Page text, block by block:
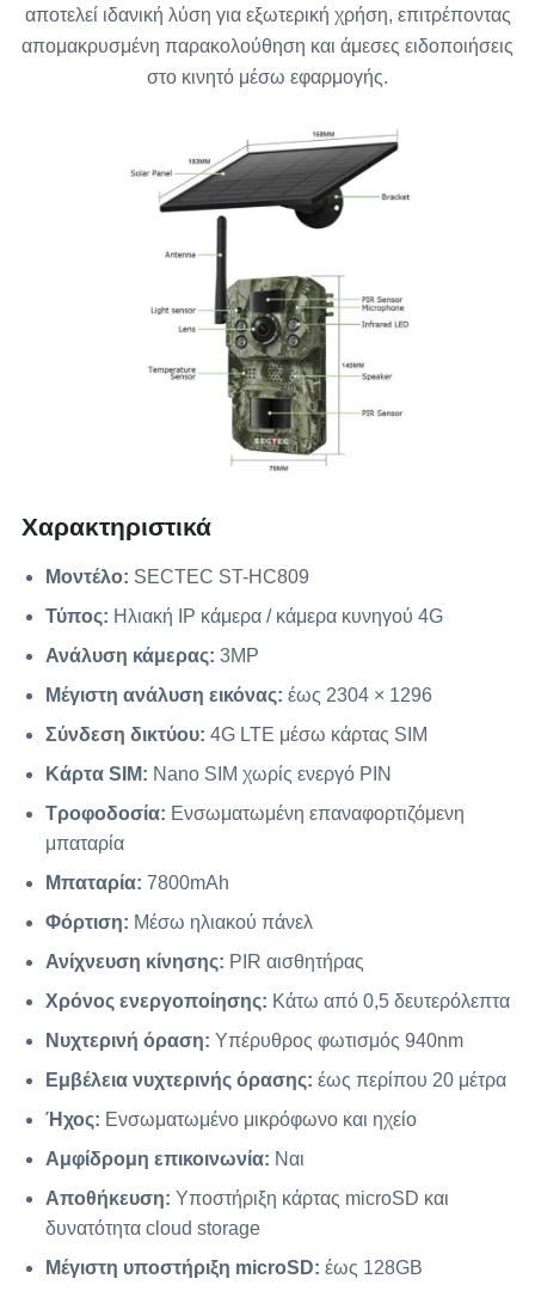
αποτελεί ιδανική λύση για εξωτερική χρήση, επιτρέποντας
απομακρυσμένη παρακολούθηση και άμεσες ειδοποιήσεις
στο κινητό μέσω εφαρμογής.
Χαρακτηριστικά
Μοντέλο: SECTEC ST-HC809
Τύπος: Ηλιακή IP κάμερα / κάμερα κυνηγού 4G
Ανάλυση κάμερας: 3MP
Μέγιστη ανάλυση εικόνας: έως 2304 × 1296
Σύνδεση δικτύου: 4G LTE μέσω κάρτας SIM
Κάρτα SIM: Nano SIM χωρίς ενεργό PIN
Τροφοδοσία: Ενσωματωμένη επαναφορτιζόμενη
μπαταρία
Μπαταρία: 7800mAh
Φόρτιση: Μέσω ηλιακού πάνελ
Ανίχνευση κίνησης: PIR αισθητήρας
Χρόνος ενεργοποίησης: Κάτω από 0,5 δευτερόλεπτα
Νυχτερινή όραση: Υπέρυθρος φωτισμός 940nm
Εμβέλεια νυχτερινής όρασης: έως περίπου 20 μέτρα
Ήχος: Ενσωματωμένο μικρόφωνο και ηχείο
Αμφίδρομη επικοινωνία: Ναι
Αποθήκευση: Υποστήριξη κάρτας microSD και
δυνατότητα cloud storage
Μέγιστη υποστήριξη microSD: έως 128GB